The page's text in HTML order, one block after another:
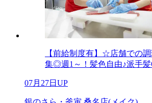
【前給制度有】☆店舗での
集◎週1～！髪色自由♪派手髪
07月27日UP